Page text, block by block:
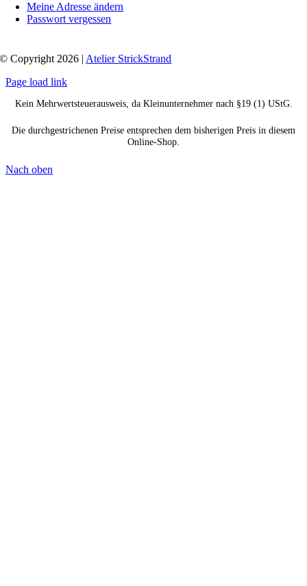
Meine Adresse ändern
Passwort vergessen
© Copyright 2026 | Atelier StrickStrand
Page load link
Kein Mehrwertsteuerausweis, da Kleinunternehmer nach §19 (1) UStG.
Die durchgestrichenen Preise entsprechen dem bisherigen Preis in diesem
Online-Shop.
Nach oben